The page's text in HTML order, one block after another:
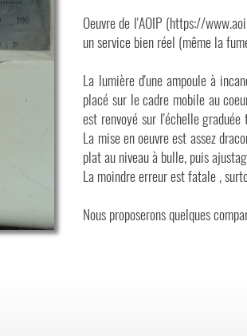
Oeuvre de l'AOIP (https://
un service bien réel (même la
La lumière d'une ampoule à
placé sur le cadre mobile au
est renvoyé sur l'échelle
La mise en oeuvre est assez
plat au niveau à bulle, puis
La moindre erreur est fatale ,
Nous proposerons quelques